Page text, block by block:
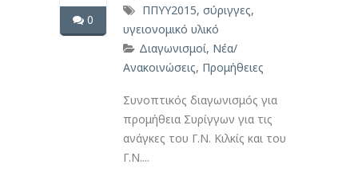
0
ΠΠΥΥ2015, σύριγγες,
υγειονομικό υλικό
Διαγωνισμοί, Νέα/
Ανακοινώσεις, Προμήθειες
Συνοπτικός διαγωνισμός για
προμήθεια Συρίγγων για τις
ανάγκες του Γ.Ν. Κιλκίς και του
Γ.Ν....